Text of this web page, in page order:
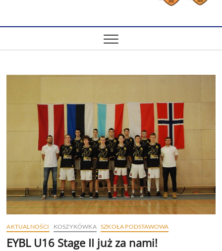
AKTUALNOŚCI KOSZYKÓWKA SZKOŁA PODSTAWOWA
EYBL U16 Stage II już za nami!